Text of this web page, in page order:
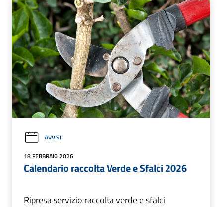
AVVISI
18 FEBBRAIO 2026
Calendario raccolta Verde e Sfalci 2026
Ripresa servizio raccolta verde e sfalci